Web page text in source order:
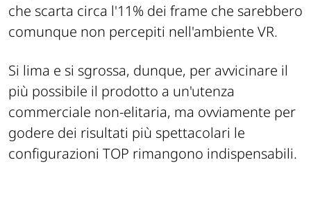
che scarta circa l'11% dei frame che sarebbero
comunque non percepiti nell'ambiente VR.
Si lima e si sgrossa, dunque, per avvicinare il
più possibile il prodotto a un'utenza
commerciale non-elitaria, ma ovviamente per
godere dei risultati più spettacolari le
configurazioni TOP rimangono indispensabili.